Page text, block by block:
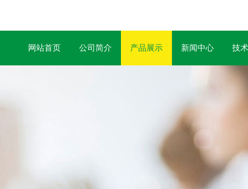
网站首页 公司简介 产品展示 新闻中心 技